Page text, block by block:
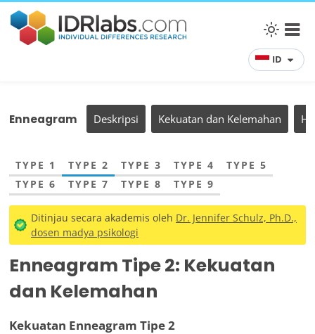
ID
Enneagram Deskripsi Kekuatan dan Kelemahan
TYPE 1 TYPE 2 TYPE 3 TYPE 4
TYPE 5
TYPE 6
TYPE 7 TYPE 8 TYPE 9
Ditinjau secara akademis oleh Dr. Jennifer Schulz, Ph.D.,
dosen madya psikologi
Enneagram Tipe 2: Kekuatan
dan Kelemahan
Kekuatan Enneagram Tipe 2